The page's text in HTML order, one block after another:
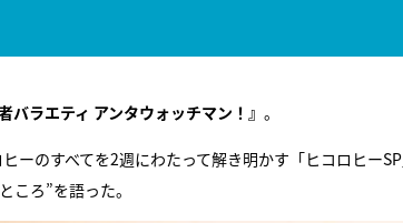
バラエティ アンタウォッチマン！』 。
ーのすべてを2週にわたって解き明かす「ヒコロヒー
ころ”を語った。